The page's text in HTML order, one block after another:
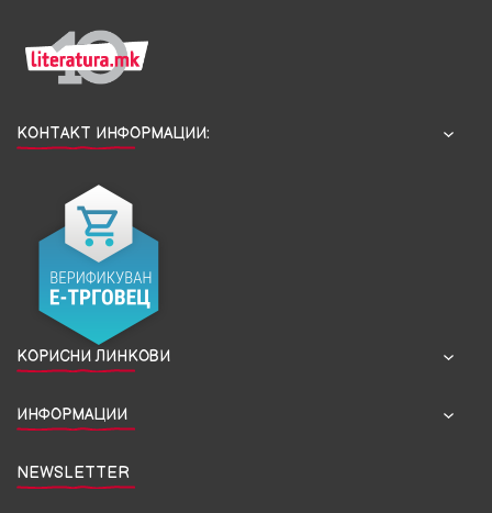
КОНТАКТ ИНФОРМАЦИИ:
КОРИСНИ ЛИНКОВИ
ИНФОРМАЦИИ
NEWSLETTER